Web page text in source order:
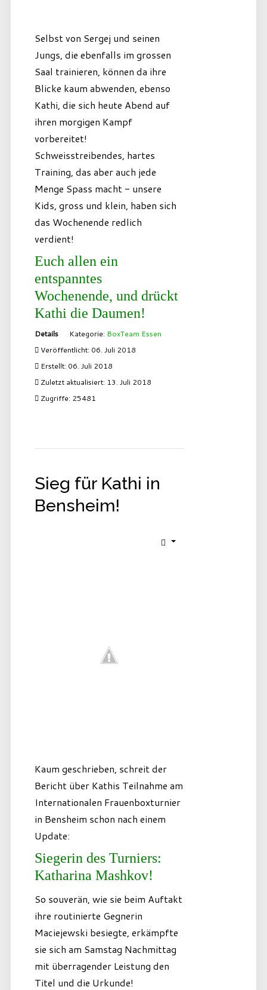
Selbst von Sergej und seinen
Jungs, die ebenfalls im grossen
Saal trainieren, können da ihre
Blicke kaum abwenden, ebenso
Kathi, die sich heute Abend auf
ihren morgigen Kampf
vorbereitet!
Schweisstreibendes, hartes
Training, das aber auch jede
Menge Spass macht - unsere
Kids, gross und klein, haben sich
das Wochenende redlich
verdient!
Euch allen ein
entspanntes
Wochenende, und drückt
Kathi die Daumen!
Details Kategorie: BoxTeam Essen
Veröffentlicht: 06. Juli 2018
Erstellt: 06. Juli 2018
Zuletzt aktualisiert: 13. Juli 2018
Zugriffe: 25481
Sieg für Kathi in
Bensheim!
Kaum geschrieben, schreit der
Bericht über Kathis Teilnahme am
Internationalen Frauenboxturnier
in Bensheim schon nach einem
Update:
Siegerin des Turniers:
Katharina Mashkov!
So souverän, wie sie beim Auftakt
ihre routinierte Gegnerin
Maciejewski besiegte, erkämpfte
sie sich am Samstag Nachmittag
mit überragender Leistung den
Titel und die Urkunde!